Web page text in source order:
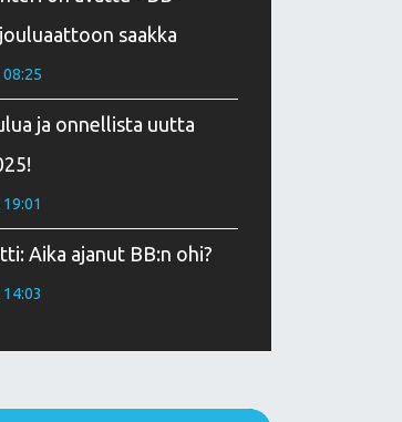
saakka
ja onnellista uutta
Aika ajanut BB:n ohi?